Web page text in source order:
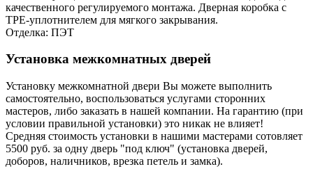
качественного регулируемого монтажа. Дверная коробка с
TPE-уплотнителем для мягкого закрывания.
Отделка: ПЭТ
Установка межкомнатных дверей
Установку межкомнатной двери Вы можете выполнить
самостоятельно, воспользоваться услугами сторонних
мастеров, либо заказать в нашей компании. На гарантию (при
условии правильной установки) это никак не влияет!
Средняя стоимость установки в нашими мастерами сотовляет
5500 руб. за одну дверь "под ключ" (установка дверей,
доборов, наличников, врезка петель и замка).